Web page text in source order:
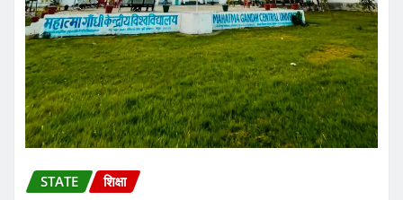
STATE शिक्षा